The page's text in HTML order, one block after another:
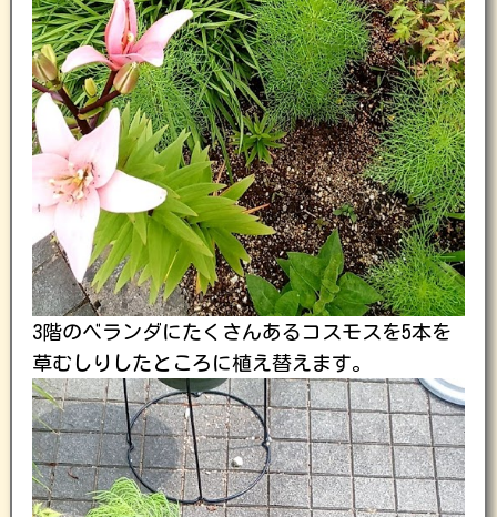
3階のベランダにたくさんあるコスモスを5本を
草むしりしたところに植え替えます。